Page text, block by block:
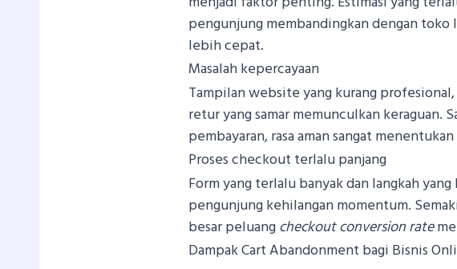
pengunjung membandingkan dengan toko
lebih cepat.
Masalah kepercayaan
Tampilan website yang kurang
retur yang samar memunculkan keraguan.
pembayaran, rasa aman sangat
Proses checkout terlalu panjang
Form yang terlalu banyak dan langkah
pengunjung kehilangan momentum.
besar peluangcheckout conversion rate
Dampak Cart Abandonment bagi Bisnis